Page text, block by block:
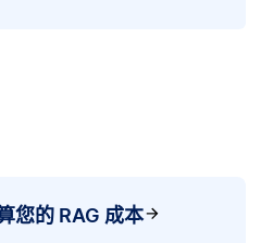
您的 RAG 成本